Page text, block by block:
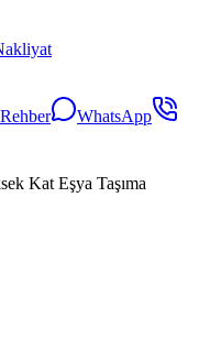
WhatsApp
Kat Eşya Taşıma